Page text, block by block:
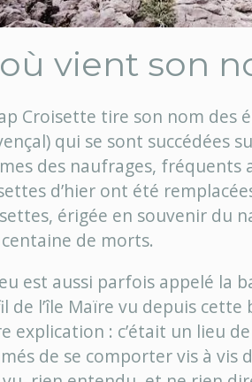
vient son
Croisette tire son nom des
qui se sont succédées
des naufrages, fréquents
d’hier ont été
érigée en souvenir du
de morts.
est aussi parfois appelé la
de l’île Maïre vu depuis
explication : c’était un lieu
de se comporter vis à vis